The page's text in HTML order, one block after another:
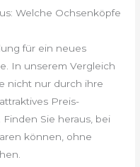
Welche Ochsenköpfe
für ein neues
In unserem Vergleich
nicht nur durch ihre
Preis-
Sie heraus, bei
können, ohne